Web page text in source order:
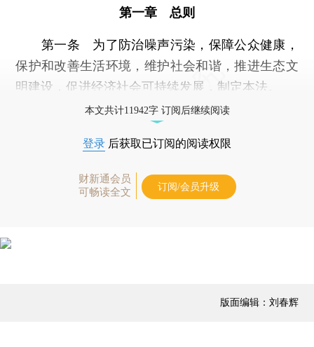
第一章 总则
第一条 为了防治噪声污染，保障公众健康，
保护和改善生活环境，维护社会和谐，推进生态文
明建设，促进经济社会可持续发展，制定本法。
本文共计11942字 订阅后继续阅读
登录 后获取已订阅的阅读权限
财新通会员
可畅读全文
订阅/会员升级
版面编辑：刘春辉